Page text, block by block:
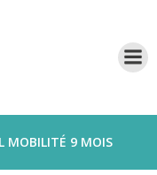
MOBILITÉ 9 MOIS